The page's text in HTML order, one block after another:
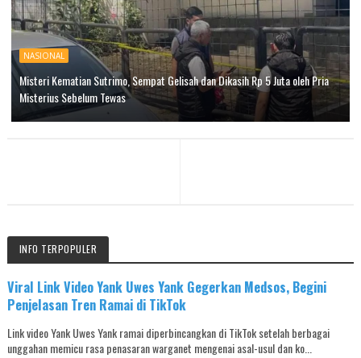
NASIONAL
Misteri Kematian Sutrimo, Sempat Gelisah dan Dikasih Rp 5 Juta oleh Pria
Misterius Sebelum Tewas
INFO TERPOPULER
Viral Link Video Yank Uwes Yank Gegerkan Medsos, Begini
Penjelasan Tren Ramai di TikTok
Link video Yank Uwes Yank ramai diperbincangkan di TikTok setelah berbagai
unggahan memicu rasa penasaran warganet mengenai asal-usul dan ko...